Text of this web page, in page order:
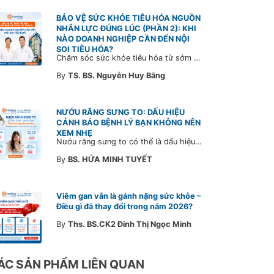
BẢO VỆ SỨC KHỎE TIÊU HÓA NGUỒN
NHÂN LỰC ĐÚNG LÚC (PHẦN 2): KHI
NÀO DOANH NGHIỆP CẦN ĐẾN NỘI
SOI TIÊU HÓA?
Chăm sóc sức khỏe tiêu hóa từ sớm không chỉ giúp phát hiện bệnh kịp thời mà còn góp phần xây dựng đội ngũ khỏe mạnh, ổn định và gắn bó lâu dài. CarePlus sẵn sàng đồng hành cùng doanh nghiệp trong việc thiết kế chương trình chăm sóc sức khỏe phù hợp theo từng nhân sự, nhằm tối ưu hiệu quả đầu tư phúc lợi và phát triển nguồn nhân lực bền vững.
ByTS. BS. Nguyễn Huy Bằng
NƯỚU RĂNG SƯNG TO: DẤU HIỆU
CẢNH BÁO BỆNH LÝ BẠN KHÔNG NÊN
XEM NHẸ
Nướu răng sưng to có thể là dấu hiệu cảnh báo bệnh lý răng miệng. Cùng Bác sĩ CarePlus tìm hiểu nguyên nhân, triệu chứng và thời điểm cần đi khám bác sĩ trong bài viết dưới đây.
ByBS. HỨA MINH TUYẾT
Viêm gan vẫn là gánh nặng sức khỏe –
Điều gì đã thay đổi trong năm 2026?
ByThs. BS.CK2 Đinh Thị Ngọc Minh
SẢN PHẨM LIÊN QUAN